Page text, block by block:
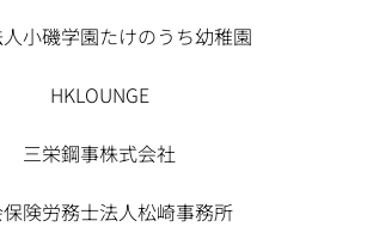
小磯学園たけのうち幼稚園
HKLOUNGE
三栄鋼事株式会社
険労務士法人松崎事務所